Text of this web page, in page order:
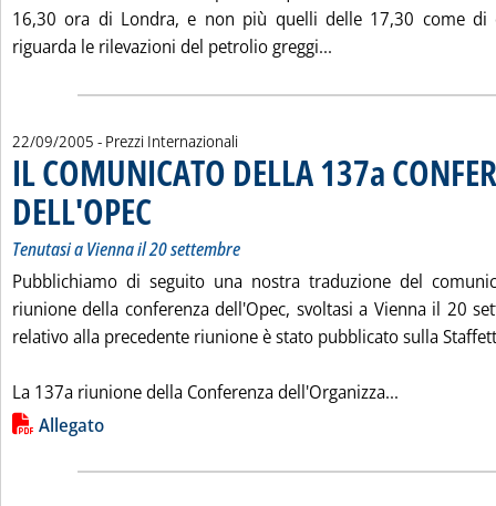
16,30 ora di Londra, e non più quelli delle 17,30 come di
riguarda le rilevazioni del petrolio greggi...
22/09/2005 - Prezzi Internazionali
IL COMUNICATO DELLA 137a
DELL'OPEC. Sottotitolo: Tenutasi a Vienna il 20 settembre
. Pubblicata giovedì 22 settembre 2005 alle 15.36.
Tenutasi a Vienna il 20 settembre
Pubblichiamo di seguito una nostra traduzione del
riunione della conferenza dell'Opec, svoltasi a Vienna il 20
relativo alla precedente riunione è stato pubblicato sulla
La 137a riunione della Conferenza dell'Organizza...
Lista allegati PDF alla notizia
Allegato